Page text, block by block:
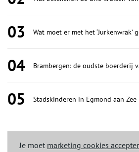
03 Wat moet er met het ‘Jurkenwrak’
04 Brambergen: de oudste boerderij
05 Stadskinderen in Egmond aan Zee
Je moet marketing cookies